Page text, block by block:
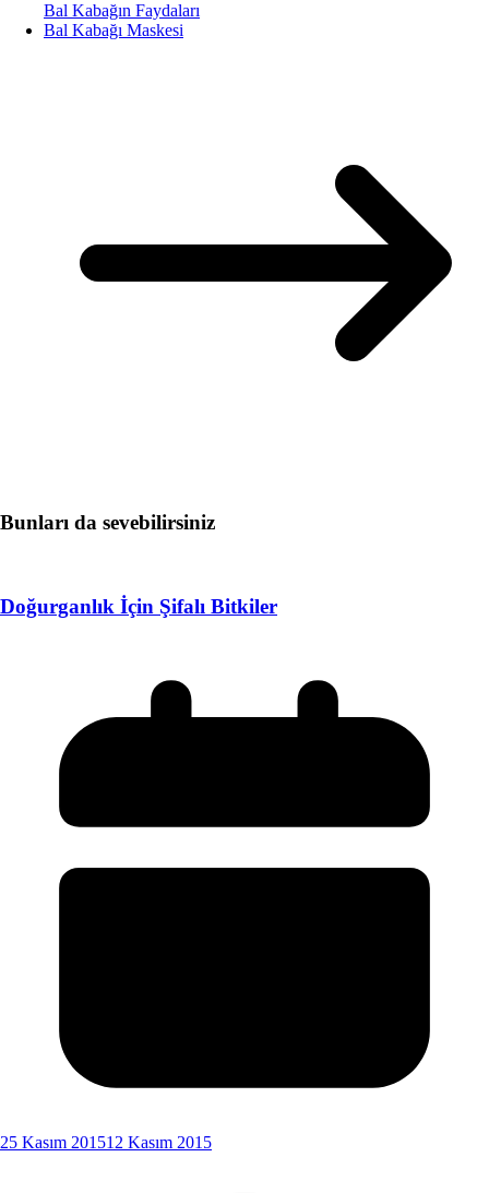
Bal Kabağın Faydaları
Bal Kabağı Maskesi
Bunları da sevebilirsiniz
Doğurganlık İçin Şifalı Bitkiler
25 Kasım 201512 Kasım 2015